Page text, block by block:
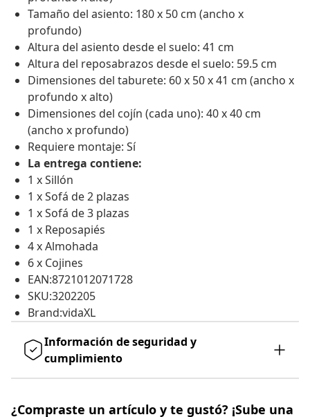
Tamaño del asiento: 180 x 50 cm (ancho x
profundo)
Altura del asiento desde el suelo: 41 cm
Altura del reposabrazos desde el suelo: 59.5 cm
Dimensiones del taburete: 60 x 50 x 41 cm (ancho x
profundo x alto)
Dimensiones del cojín (cada uno): 40 x 40 cm
(ancho x profundo)
Requiere montaje: Sí
La entrega contiene:
1 x Sillón
1 x Sofá de 2 plazas
1 x Sofá de 3 plazas
1 x Reposapiés
4 x Almohada
6 x Cojines
EAN:8721012071728
SKU:3202205
Brand:vidaXL
Información de seguridad y
cumplimiento
¿Compraste un artículo y te gustó? ¡Sube una